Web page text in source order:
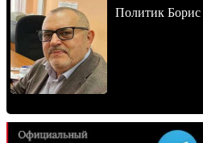
Политик Борис